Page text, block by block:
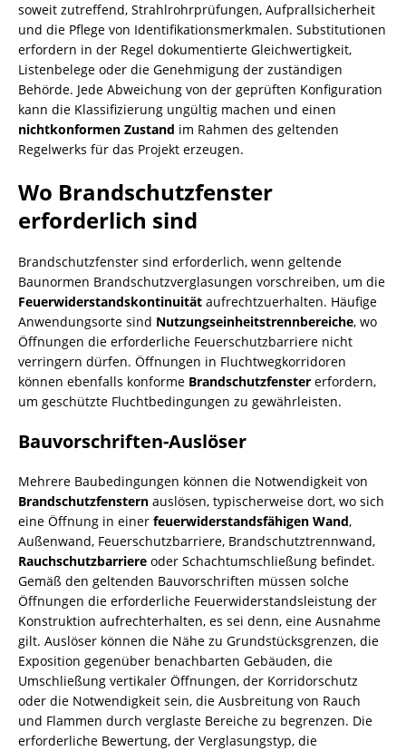
soweit zutreffend, Strahlrohrprüfungen, Aufprallsicherheit
und die Pflege von Identifikationsmerkmalen. Substitutionen
erfordern in der Regel dokumentierte Gleichwertigkeit,
Listenbelege oder die Genehmigung der zuständigen
Behörde. Jede Abweichung von der geprüften Konfiguration
kann die Klassifizierung ungültig machen und einen
nichtkonformen Zustand im Rahmen des geltenden
Regelwerks für das Projekt erzeugen.
Wo Brandschutzfenster
erforderlich sind
Brandschutzfenster sind erforderlich, wenn geltende
Baunormen Brandschutzverglasungen vorschreiben, um die
Feuerwiderstandskontinuität aufrechtzuerhalten. Häufige
Anwendungsorte sind Nutzungseinheitstrennbereiche, wo
Öffnungen die erforderliche Feuerschutzbarriere nicht
verringern dürfen. Öffnungen in Fluchtwegkorridoren
können ebenfalls konforme Brandschutzfenster erfordern,
um geschützte Fluchtbedingungen zu gewährleisten.
Bauvorschriften-Auslöser
Mehrere Baubedingungen können die Notwendigkeit von
Brandschutzfenstern auslösen, typischerweise dort, wo sich
eine Öffnung in einer feuerwiderstandsfähigen Wand,
Außenwand, Feuerschutzbarriere, Brandschutztrennwand,
Rauchschutzbarriere oder Schachtumschließung befindet.
Gemäß den geltenden Bauvorschriften müssen solche
Öffnungen die erforderliche Feuerwiderstandsleistung der
Konstruktion aufrechterhalten, es sei denn, eine Ausnahme
gilt. Auslöser können die Nähe zu Grundstücksgrenzen, die
Exposition gegenüber benachbarten Gebäuden, die
Umschließung vertikaler Öffnungen, der Korridorschutz
oder die Notwendigkeit sein, die Ausbreitung von Rauch
und Flammen durch verglaste Bereiche zu begrenzen. Die
erforderliche Bewertung, der Verglasungstyp, die